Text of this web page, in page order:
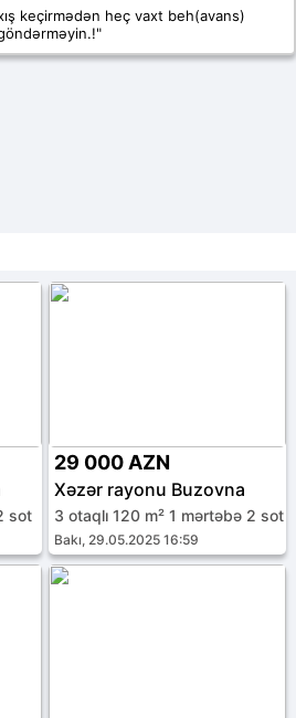
keçirmədən heç vaxt beh(avans)
sot
29 000 AZN
Xəzər rayonu Buzovna
3 otaqlı 120 m² 1 mərtəbə 2 sot
Bakı, 29.05.2025 16:59